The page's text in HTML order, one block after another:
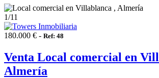
1/11
180.000 € - Ref: 48
Venta Local comercial en
Almería